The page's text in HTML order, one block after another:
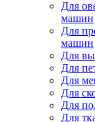
Для
машин
Для
машин
Для
Для
Для
Для
Для
Для